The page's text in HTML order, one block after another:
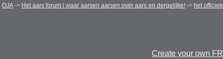
OJA-> Het aars forum | waar aarsen aarsen over aars en dergelijke! -> het
Create your own